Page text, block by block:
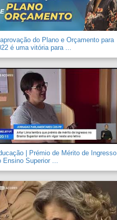
do Plano e Orçamento para
é uma vitória para ...
| Prémio de Mérito de Ingresso
Ensino Superior ...